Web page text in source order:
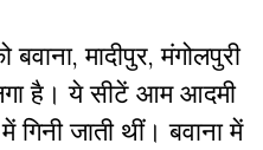
मादीपुर, मंगोलपुरी
है। ये सीटें आम आदमी
गिनी जाती थीं। बवाना में